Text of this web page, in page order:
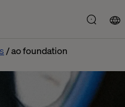
ao foundation